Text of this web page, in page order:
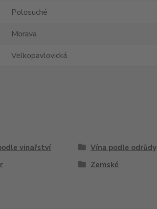
Polosuché
Morava
Velkopavlovická
vinařství Vína podle odrůdy
Zemské